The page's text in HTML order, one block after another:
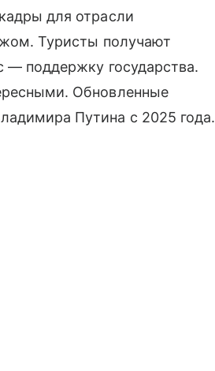
для отрасли
Туристы получают
— поддержку государства.
Обновленные
Путина с 2025 года.